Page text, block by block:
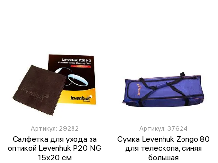
Артикул: 29282
Салфетка для ухода за
оптикой Levenhuk P20 NG
15x20 см
Артикул: 37624
Сумка Levenhuk Zongo 80
для телескопа, синяя
большая